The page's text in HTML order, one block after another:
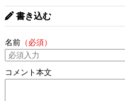
書き込む
名前 （必須）
コメント本文